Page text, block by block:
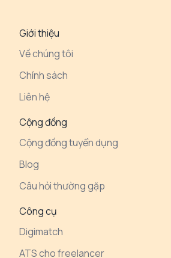
Giới thiệu
Về chúng tôi
Chính sách
Liên hệ
Cộng đồng
Cộng đồng tuyển dụng
Blog
Câu hỏi thường gặp
Công cụ
Digimatch
ATS cho freelancer